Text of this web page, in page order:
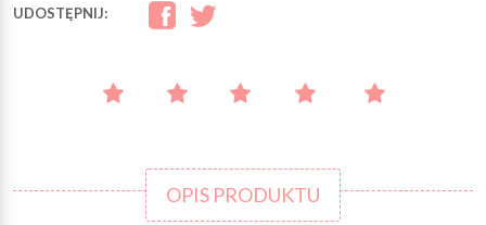
UDOSTĘPNIJ:
OPIS PRODUKTU